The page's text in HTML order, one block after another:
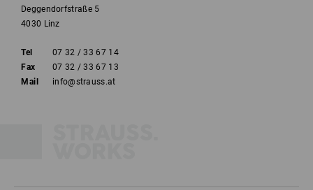
Deggendorfstraße 5
4030 Linz
Tel
07 32 / 33 67 14
Fax
07 32 / 33 67 13
Mail
info@strauss.at